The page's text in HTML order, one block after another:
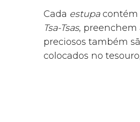
Cada estupacontém
Tsa-Tsas, preenchem
preciosos também
colocados no